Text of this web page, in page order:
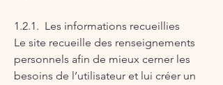
1.2.1. Les informations recueillies
Le site recueille des renseignements
personnels afin de mieux cerner les
besoins de l’utilisateur et lui créer un